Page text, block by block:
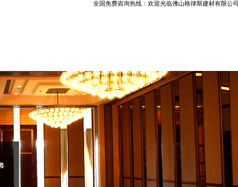
欢迎光临佛山格律斯建材有限公司
全国免费咨询热线：